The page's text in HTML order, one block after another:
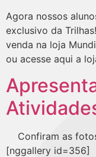
Agora nossos
exclusivo da
venda na loja
ou acesse aqui a
Confiram as
[nggallery id=356]